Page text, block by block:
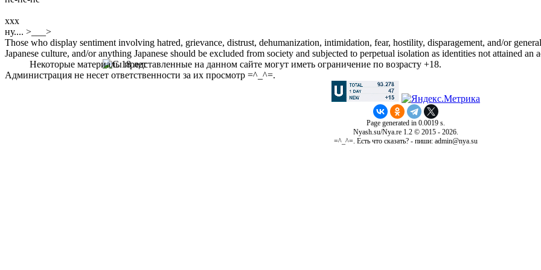
xxx
ну.... >___>
Those who display sentiment involving hatred, grievance, distrust, dehumanization, intimidation, fear, hostility, disparagement, and/or
Japanese culture, and/or anything Japanese should be excluded from society and subjected to perpetual isolation as identities not attained
Некоторые материалы представленные на данном сайте могут иметь ограничение по возрасту +18.
Администрация не несет ответственности за их просмотр =^_^=.
Page generated in 0.0019 s.
Nyash.su/Nya.re 1.2 © 2015 - 2026.
=^_^=. Есть что сказать? - пиши: admin@nya.su